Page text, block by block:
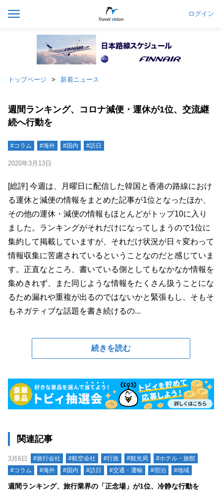
ログイン
トップページ 新着ニュース
週間ランキング、コロナ減便・運休が1位、交流継
続へ行動を
#コラム #海外 #国内 #訪日
2020年3月13日
[総評] 今週は、月曜日に配信した韓国と香港の路線におけ
る運休と減便の情報をまとめた記事が1位となったほか、
その他の運休・減便の情報もほとんどがトップ10に入り
ました。ランキングがそれだけになってしまうので1位に
集約して掲載していますが、それだけ状況が日々変わって
情報収集に苦慮されているということなのだと感じていま
す。正直なところ、書いている側としてもなかなか情報を
集めきれず、また同じような情報をたくさん扱うことにな
るため漏れや重複が出るのではないかと緊張もし、そもそ
もネガティブな話題を書き続けるの...
続きを読む
関連記事
3月6日 #旅行会社 #航空会社 #行政 #観光局
#ホテル・旅館
#コラム
#海外 #国内 #訪日 #交通・運輸 #宿泊 #地域
週間ランキング、旅行業界の「正念場」が1位、冷静な行動を